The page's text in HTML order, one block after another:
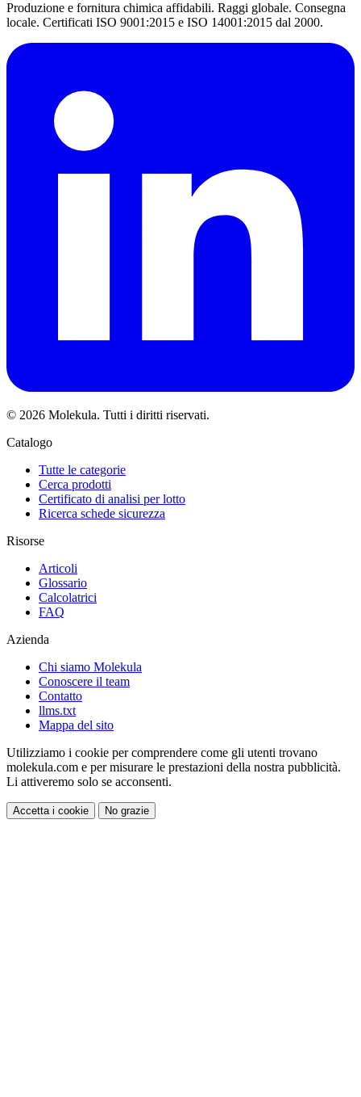
Produzione e fornitura chimica affidabili. Raggi globale. Consegna
locale. Certificati ISO 9001:2015 e ISO 14001:2015 dal 2000.
© 2026 Molekula. Tutti i diritti riservati.
Catalogo
Tutte le categorie
Cerca prodotti
Certificato di analisi per lotto
Ricerca schede sicurezza
Risorse
Articoli
Glossario
Calcolatrici
FAQ
Azienda
Chi siamo Molekula
Conoscere il team
Contatto
llms.txt
Mappa del sito
Utilizziamo i cookie per comprendere come gli utenti trovano
molekula.com e per misurare le prestazioni della nostra pubblicità.
Li attiveremo solo se acconsenti.
Accetta i cookie No grazie